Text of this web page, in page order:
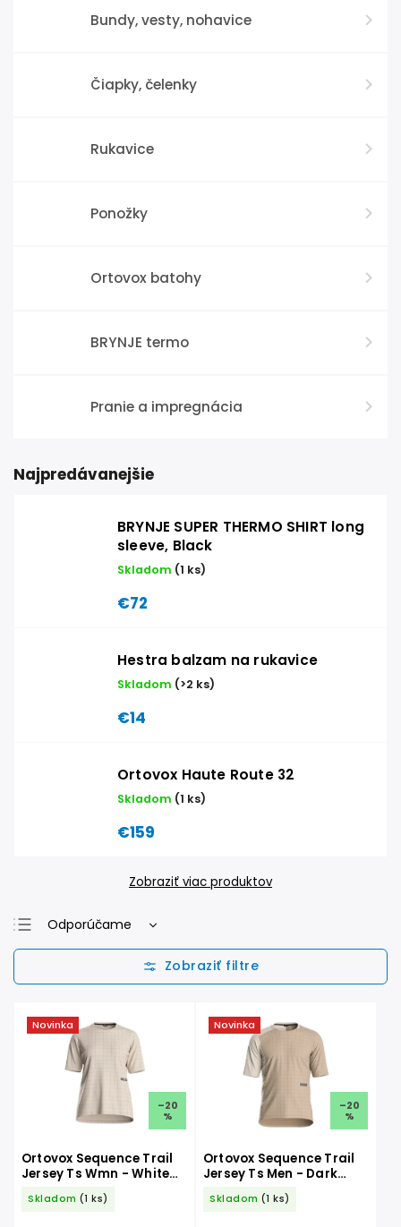
Bundy, vesty, nohavice
Čiapky, čelenky
Rukavice
Ponožky
Ortovox batohy
BRYNJE termo
Pranie a impregnácia
Najpredávanejšie
BRYNJE SUPER THERMO SHIRT long
sleeve, Black
Skladom (1 ks)
€72
Hestra balzam na rukavice
Skladom (>2 ks)
€14
Ortovox Haute Route 32
Skladom (1 ks)
€159
Zobraziť viac produktov
Odporúčame
Najlacnejšie
Najdrahšie
Abecedne
Novinka
–20
%
Ortovox Sequence Trail
Jersey Ts Wmn - White
Skladom (1 ks)
Novinka
–20
%
Ortovox Sequence Trail
Jersey Ts Men - Dark
Skladom (1 ks)